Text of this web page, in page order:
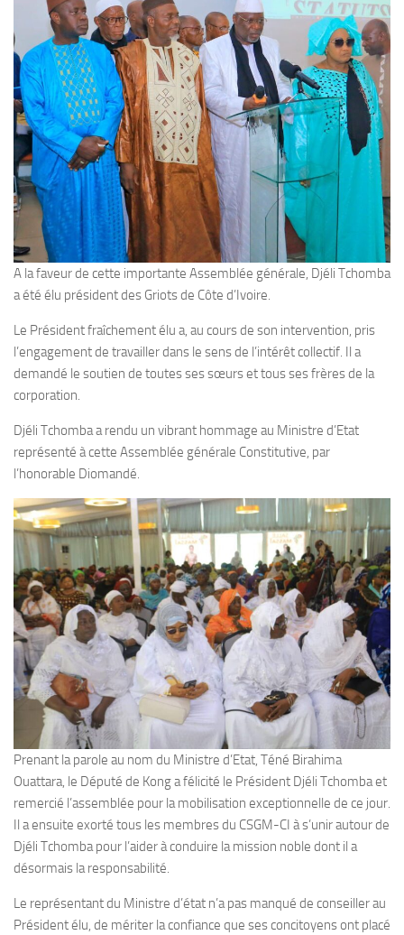
A la faveur de cette importante Assemblée générale, Djéli Tchomba
a été élu président des Griots de Côte d’Ivoire.
Le Président fraîchement élu a, au cours de son intervention, pris
l’engagement de travailler dans le sens de l’intérêt collectif. Il a
demandé le soutien de toutes ses sœurs et tous ses frères de la
corporation.
Djéli Tchomba a rendu un vibrant hommage au Ministre d’Etat
représenté à cette Assemblée générale Constitutive, par
l’honorable Diomandé.
Prenant la parole au nom du Ministre d’Etat, Téné Birahima
Ouattara, le Député de Kong a félicité le Président Djéli Tchomba et
remercié l’assemblée pour la mobilisation exceptionnelle de ce jour.
Il a ensuite exorté tous les membres du CSGM-CI à s’unir autour de
Djéli Tchomba pour l’aider à conduire la mission noble dont il a
désormais la responsabilité.
Le représentant du Ministre d’état n’a pas manqué de conseiller au
Président élu, de mériter la confiance que ses concitoyens ont placé